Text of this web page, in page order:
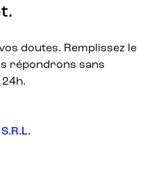
doutes. Remplissez le
répondrons sans